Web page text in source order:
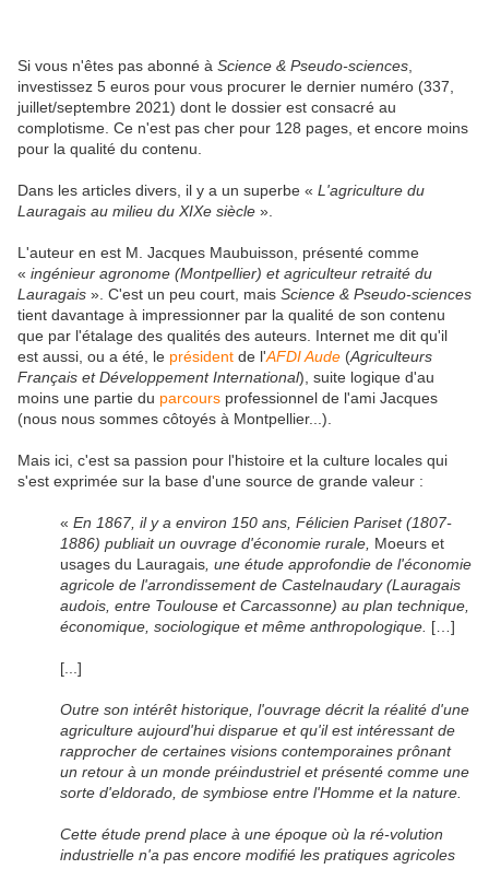
Si vous n'êtes pas abonné à Science & Pseudo-sciences
investissez 5 euros pour vous procurer le dernier numéro (337,
juillet/septembre 2021) dont le dossier est consacré au
complotisme. Ce n'est pas cher pour 128 pages, et encore moins
pour la qualité du contenu.
Dans les articles divers, il y a un superbe « L'agriculture du
Lauragais au milieu du XIXe siècle ».
L'auteur en est M. Jacques Maubuisson, présenté comme
« ingénieur agronome (Montpellier) et agriculteur retraité du
Lauragais ». C'est un peu court, mais Science & Pseudo-sciences
tient davantage à impressionner par la qualité de son contenu
que par l'étalage des qualités des auteurs. Internet me dit qu'il
est aussi, ou a été, le président de l'AFDI Aude (Agriculteurs
Français et Développement International), suite logique d'au
moins une partie du parcours professionnel de l'ami Jacques
(nous nous sommes côtoyés à Montpellier...).
Mais ici, c'est sa passion pour l'histoire et la culture locales qui
s'est exprimée sur la base d'une source de grande valeur :
« En 1867, il y a environ 150 ans, Félicien Pariset (1807-
1886) publiait un ouvrage d'économie rurale, Moeurs et
usages du Lauragais, une étude approfondie de l'économie
agricole de l'arrondissement de Castelnaudary (Lauragais
audois, entre Toulouse et Carcassonne) au plan technique,
économique, sociologique et même anthropologique. […]
[...]
Outre son intérêt historique, l'ouvrage décrit la réalité d'une
agriculture aujourd'hui disparue et qu'il est intéressant de
rapprocher de certaines visions contemporaines prônant
un retour à un monde préindustriel et présenté comme une
sorte d'eldorado, de symbiose entre l'Homme et la nature.
Cette étude prend place à une époque où la ré-volution
industrielle n'a pas encore modifié les pratiques agricoles